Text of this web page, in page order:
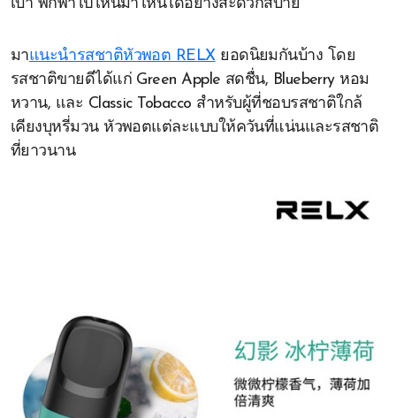
เบา พกพาไปไหนมาไหนได้อย่างสะดวกสบาย
มาแนะนำรสชาติหัวพอต RELXยอดนิยมกันบ้าง โดย
รสชาติขายดีได้แก่ Green Apple สดชื่น, Blueberry หอม
หวาน, และ Classic Tobacco สำหรับผู้ที่ชอบรสชาติใกล้
เคียงบุหรี่มวน หัวพอตแต่ละแบบให้ควันที่แน่นและรสชาติ
ที่ยาวนาน